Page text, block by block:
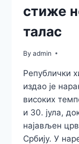
стиже
талас
By admin
Републички
издао је
високих
и 30. јула,
најављен
Србију. У